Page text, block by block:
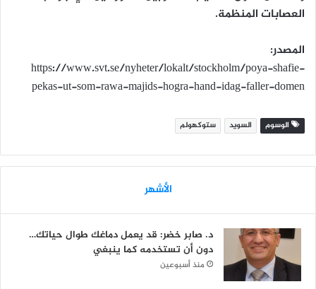
العصابات المنظمة.
المصدر:
https://www.svt.se/nyheter/lokalt/stockholm/poya-shafie-
pekas-ut-som-rawa-majids-hogra-hand-idag-faller-domen
الوسوم السويد ستوكهولم
الأشهر
د. صابر خضر: قد يعمل دماغك طوال حياتك…
دون أن تستخدمه كما ينبغي
منذ أسبوعين